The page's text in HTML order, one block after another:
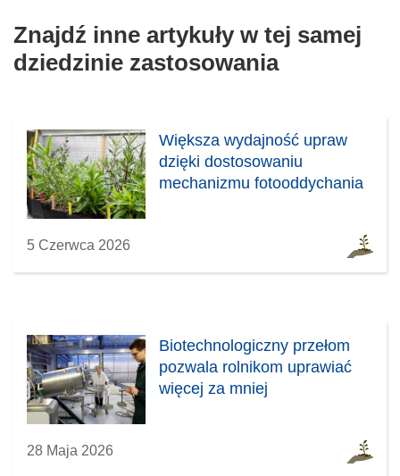
ę
y
o
e
Znajdź inne artykuły w tej samej
dziedzinie zastosowania
Większa wydajność upraw
dzięki dostosowaniu
mechanizmu fotooddychania
5 Czerwca 2026
Biotechnologiczny przełom
pozwala rolnikom uprawiać
więcej za mniej
28 Maja 2026